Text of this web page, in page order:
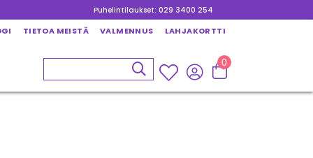
Puhelintilaukset: 029 3400 254
TIETOA MEISTÄ VALMENNUS LAHJAKORTTI
0